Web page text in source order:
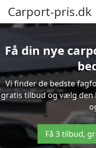
Carport-pris.dk
Få din nye
Vi finder de bedste
gratis tilbud og vælg den
Få 3 tilbud,